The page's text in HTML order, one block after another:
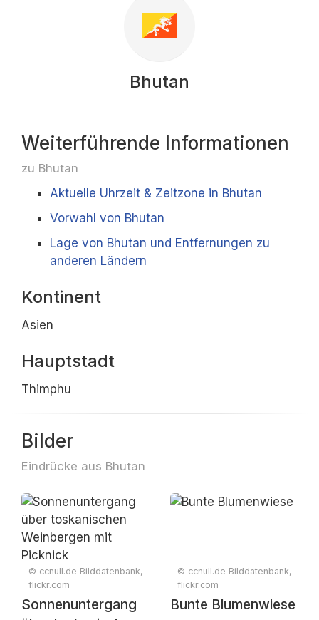
Bhutan
Weiterführende Informationen
zu Bhutan
Aktuelle Uhrzeit & Zeitzone in Bhutan
Vorwahl von Bhutan
Lage von Bhutan und Entfernungen zu
anderen Ländern
Kontinent
Asien
Hauptstadt
Thimphu
Bilder
Eindrücke aus Bhutan
© ccnull.de Bilddatenbank,
flickr.com
Sonnenuntergang
© ccnull.de Bilddatenbank,
flickr.com
Bunte Blumenwiese